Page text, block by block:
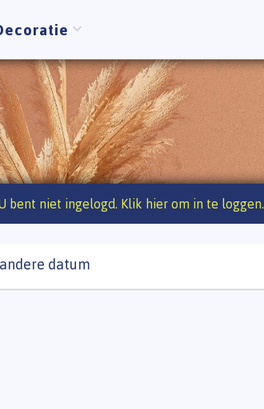
bent niet ingelogd. Klik hier om in te loggen.
datum